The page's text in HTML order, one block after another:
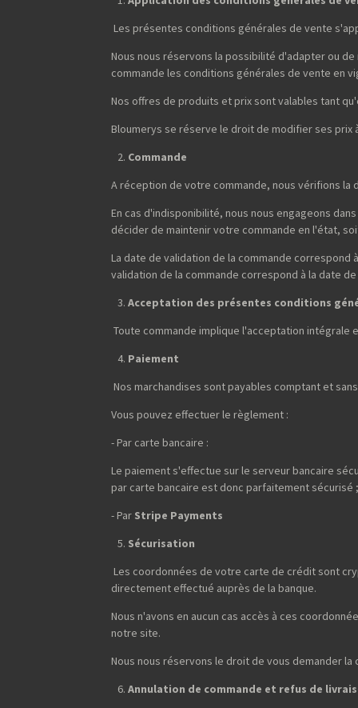
Les présentes conditions générales de vente
Nous nous réservons la possibilité d'adapter ou
commande les conditions générales de vente en
Nos offres de produits et prix sont valables tant
Bloumerys se réserve le droit de modifier ses prix
Commande
A réception de votre commande, nous vérifions la
En cas d'indisponibilité, nous nous engageons
décider de maintenir votre commande en l'état,
La date de validation de la commande correspond
validation de la commande correspond à la date
Acceptation des présentes conditions
Toute commande implique l'acceptation
Paiement
Nos marchandises sont payables comptant et
Vous pouvez effectuer le règlement :
- Par carte bancaire :
Le paiement s'effectue sur le serveur bancaire
par carte bancaire est donc parfaitement
- Par Stripe Payments
Sécurisation
Les coordonnées de votre carte de crédit sont
directement effectué auprès de la banque.
Nous n'avons en aucun cas accès à ces
notre site.
Nous nous réservons le droit de vous demander
Annulation de commande et refus de